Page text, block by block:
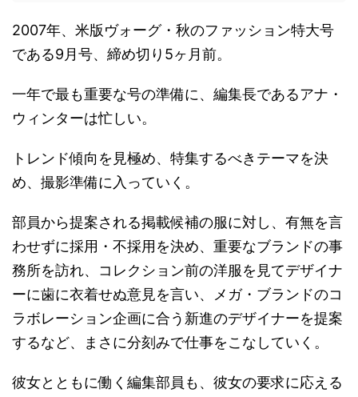
2007年、米版ヴォーグ・秋のファッション特大号
である9月号、締め切り5ヶ月前。
一年で最も重要な号の準備に、編集長であるアナ・
ウィンターは忙しい。
トレンド傾向を見極め、特集するべきテーマを決
め、撮影準備に入っていく。
部員から提案される掲載候補の服に対し、有無を言
わせずに採用・不採用を決め、重要なブランドの事
務所を訪れ、コレクション前の洋服を見てデザイナ
ーに歯に衣着せぬ意見を言い、メガ・ブランドのコ
ラボレーション企画に合う新進のデザイナーを提案
するなど、まさに分刻みで仕事をこなしていく。
彼女とともに働く編集部員も、彼女の要求に応える